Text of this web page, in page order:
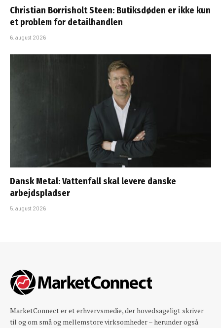
Christian Borrisholt Steen: Butiksdøden er ikke kun
et problem for detailhandlen
6. august 2026
Dansk Metal: Vattenfall skal levere danske
arbejdspladser
5. august 2026
MarketConnect er et erhvervsmedie, der hovedsageligt skriver
til og om små og mellemstore virksomheder – herunder også